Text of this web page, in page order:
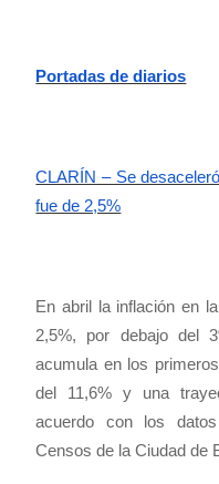
Portadas de diarios
CLARÍN – Se
fue de 2,5%
En abril la inflación en
2,5%, por debajo del
acumula en los
del 11,6% y una
acuerdo con los
Censos de la Ciudad de